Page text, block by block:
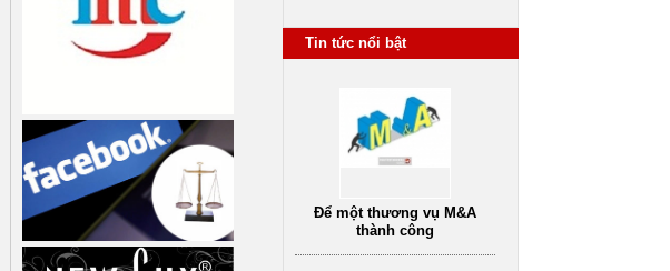
Tin tức nổi bật
thành công